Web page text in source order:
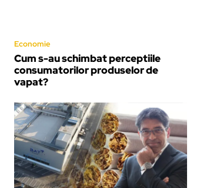
Economie
Cum s-au schimbat perceptiile
consumatorilor produselor de
vapat?